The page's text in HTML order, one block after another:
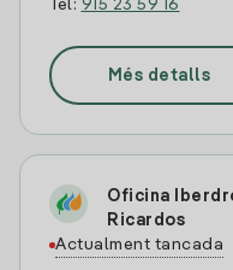
Tel: 915 23 59 16
Més detalls
Oficina
Ricardos
Actualment tancada